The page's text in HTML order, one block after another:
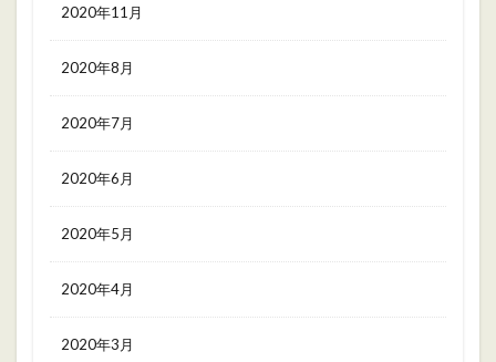
2020年11月
2020年8月
2020年7月
2020年6月
2020年5月
2020年4月
2020年3月